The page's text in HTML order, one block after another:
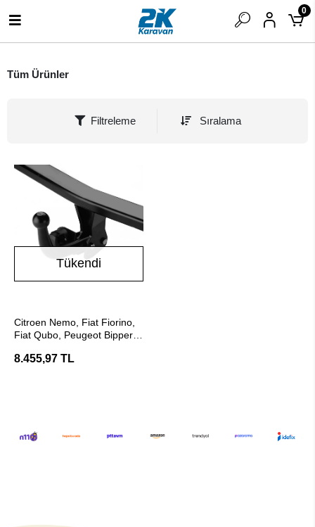
0
Tüm Ürünler
Filtreleme Sıralama
Tükendi
Citroen Nemo, Fiat Fiorino,
Fiat Qubo, Peugeot Bipper
Belgeli ( Hakpol )
8.455,97 TL